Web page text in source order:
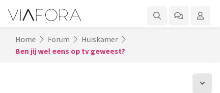
Home Forum
Huiskamer
Ben jij wel eens op tv geweest?